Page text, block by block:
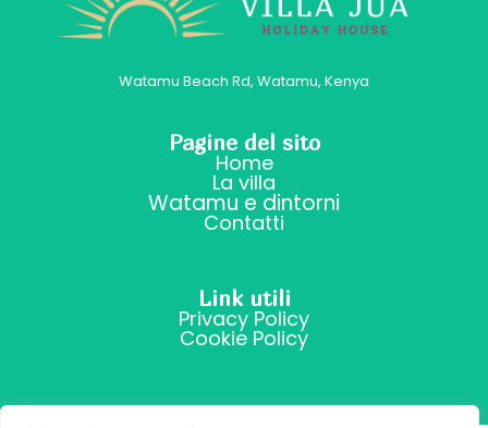
Watamu Beach Rd, Watamu, Kenya
Pagine del sito
Home
La villa
Watamu e dintorni
Contatti
Link utili
Privacy Policy
Cookie Policy